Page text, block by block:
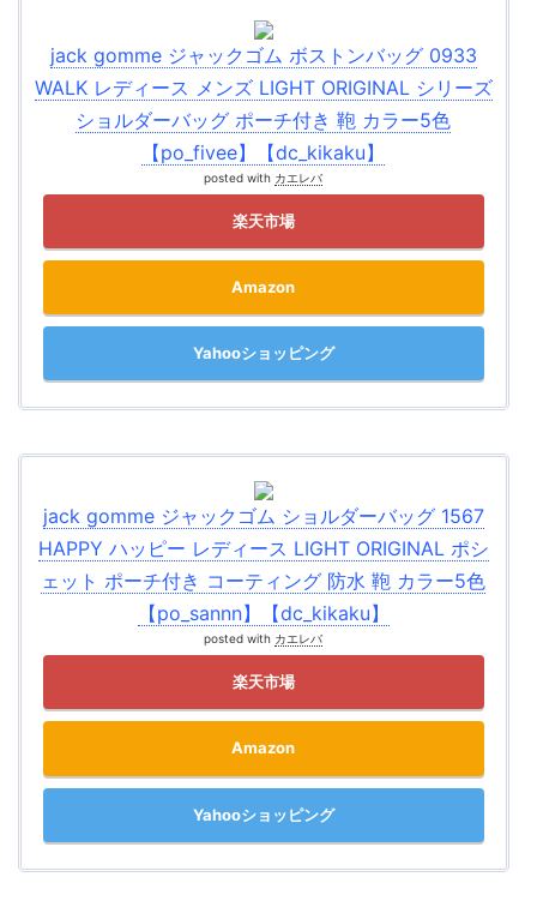
jack gomme ジャックゴム ボストンバッグ 0933
WALK レディース メンズ LIGHT ORIGINAL シリーズ
ショルダーバッグ ポーチ付き 鞄 カラー5色
【po_fivee】【dc_kikaku】
posted with カエレバ
楽天市場
Amazon
Yahooショッピング
jack gomme ジャックゴム ショルダーバッグ 1567
HAPPY ハッピー レディース LIGHT ORIGINAL ポシ
ェット ポーチ付き コーティング 防水 鞄 カラー5色
【po_sannn】【dc_kikaku】
posted with カエレバ
楽天市場
Amazon
Yahooショッピング